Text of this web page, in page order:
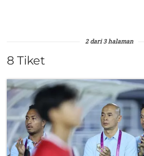
2 dari 3 halaman
8 Tiket